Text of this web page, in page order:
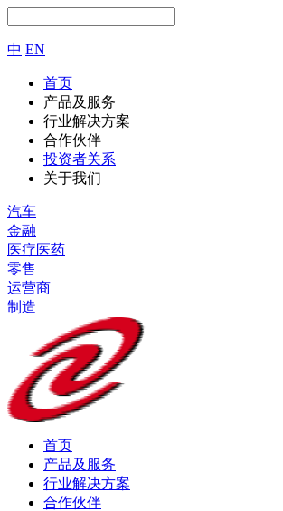
中 EN
首页
产品及服务
行业解决方案
合作伙伴
投资者关系
关于我们
汽车
金融
医疗医药
零售
运营商
制造
首页
产品及服务
行业解决方案
合作伙伴